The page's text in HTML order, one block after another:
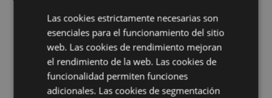
¿Quieres saber más acerca de los métodos de trabajo
de Puckator?Encuentra todo lo que necesitas saber
en laguía de compra del cliente.
Características del Producto
Las cookies estrictamente necesarias son
esenciales para el funcionamiento del sitio
web. Las cookies de rendimiento mejoran
el rendimiento de la web. Las cookies de
funcionalidad permiten funciones
adicionales. Las cookies de segmentación